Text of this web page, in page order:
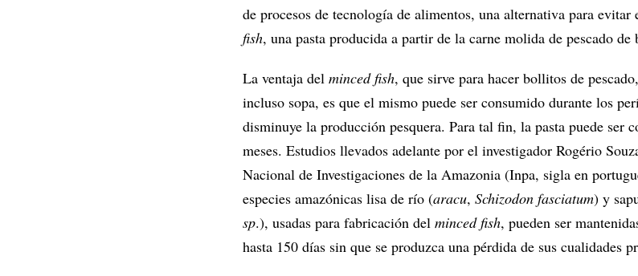
de procesos de tecnología de alimentos, una alternativa para evitar
fish, una pasta producida a partir de la carne molida de pescado
La ventaja del minced fish, que sirve para hacer bollitos de
incluso sopa, es que el mismo puede ser consumido durante los
disminuye la producción pesquera. Para tal fin, la pasta puede ser
meses. Estudios llevados adelante por el investigador Rogério
Nacional de Investigaciones de la Amazonia (Inpa, sigla en
especies amazónicas lisa de río (aracu, Schizodon fasciatum) y
sp.), usadas para fabricación del minced fish, pueden ser
hasta 150 días sin que se produzca una pérdida de sus cualidades